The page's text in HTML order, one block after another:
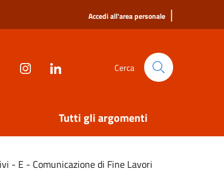
Accedi all'area personale |
Cerca
Tutti gli argomenti
- E - Comunicazione di Fine Lavori